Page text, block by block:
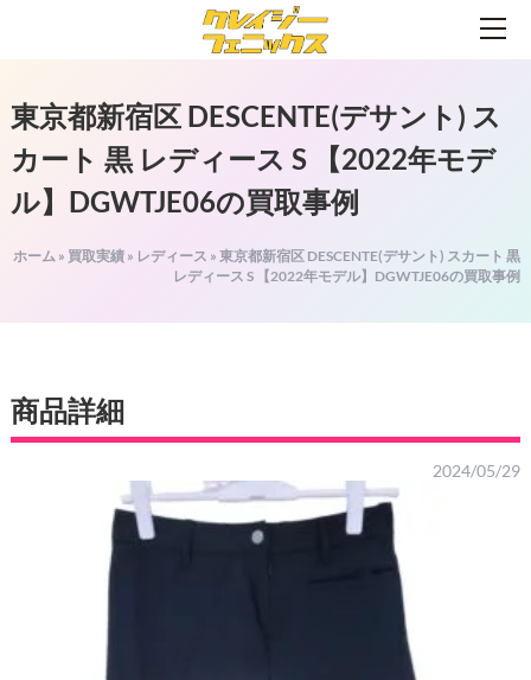
東京都新宿区 DESCENTE(デサント) ス
カート 黒 レディース S 【2022年モデ
ル】DGWTJE06の買取事例
ホーム » 買取実績 » レディース » 東京都新宿区 DESCENTE(デサント) スカート 黒
レディース S 【2022年モデル】DGWTJE06の買取事例
商品詳細
2024/05/29